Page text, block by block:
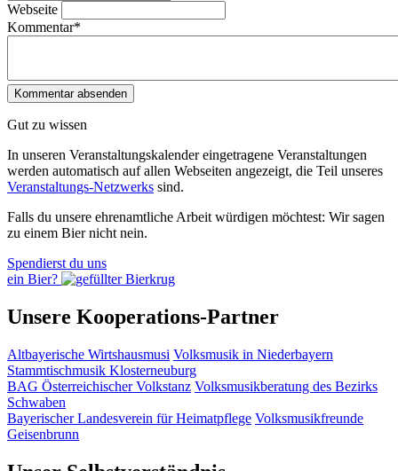
Webseite
Kommentar*
Gut zu wissen
In unseren Veranstaltungskalender eingetragene Veranstaltungen
werden automatisch auf allen Webseiten angezeigt, die Teil unseres
Veranstaltungs-Netzwerks sind.
Falls du unsere ehrenamtliche Arbeit würdigen möchtest: Wir sagen
zu einem Bier nicht nein.
Spendierst du uns
ein Bier?
Unsere Kooperations-Partner
Altbayerische Wirtshausmusi Volksmusik in Niederbayern
Stammtischmusik Klosterneuburg
BAG Österreichischer Volkstanz Volksmusikberatung des Bezirks
Schwaben
Bayerischer Landesverein für Heimatpflege Volksmusikfreunde
Geisenbrunn